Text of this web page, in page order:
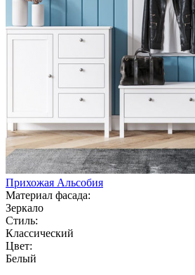
Прихожая Альсобия
Материал фасада:
Зеркало
Стиль:
Классический
Цвет:
Белый